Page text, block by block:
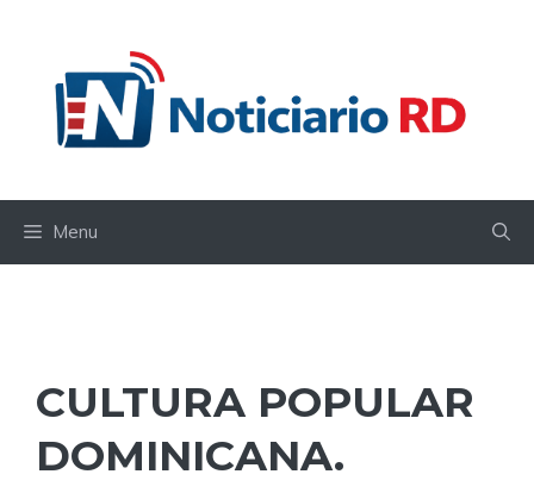
content
Menu
CULTURA POPULAR
DOMINICANA.